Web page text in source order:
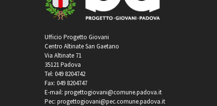
Ufficio Progetto Giovani
Centro Altinate San Gaetano
Via Altinate 71
35121 Padova
Tel: 049 8204742
Fax: 049 8204747
E-mail: progettogiovani@comune.padova.it
Pec: progettogiovani@pec.comune.padova.it